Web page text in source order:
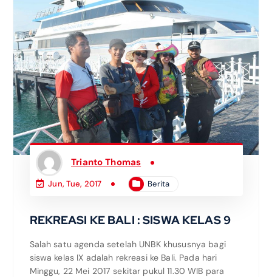
Trianto Thomas
Jun, Tue, 2017 Berita
REKREASI KE BALI : SISWA KELAS 9
Salah satu agenda setelah UNBK khususnya bagi
siswa kelas IX adalah rekreasi ke Bali. Pada hari
Minggu, 22 Mei 2017 sekitar pukul 11.30 WIB para